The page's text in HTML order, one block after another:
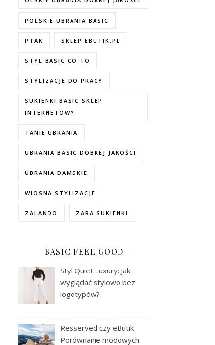
POLSKIE UBRANIA BASIC
PTAK SKLEP EBUTIK.PL
STYL BASIC CO TO
STYLIZACJE DO PRACY
SUKIENKI BASIC SKLEP
INTERNETOWY
TANIE UBRANIA
UBRANIA BASIC DOBREJ JAKOŚCI
UBRANIA DAMSKIE
WIOSNA STYLIZACJE
ZALANDO ZARA SUKIENKI
BASIC FEEL GOOD
Styl Quiet Luxury: Jak
wyglądać stylowo bez
logotypów?
Resserved czy eButik
Porównanie modowych